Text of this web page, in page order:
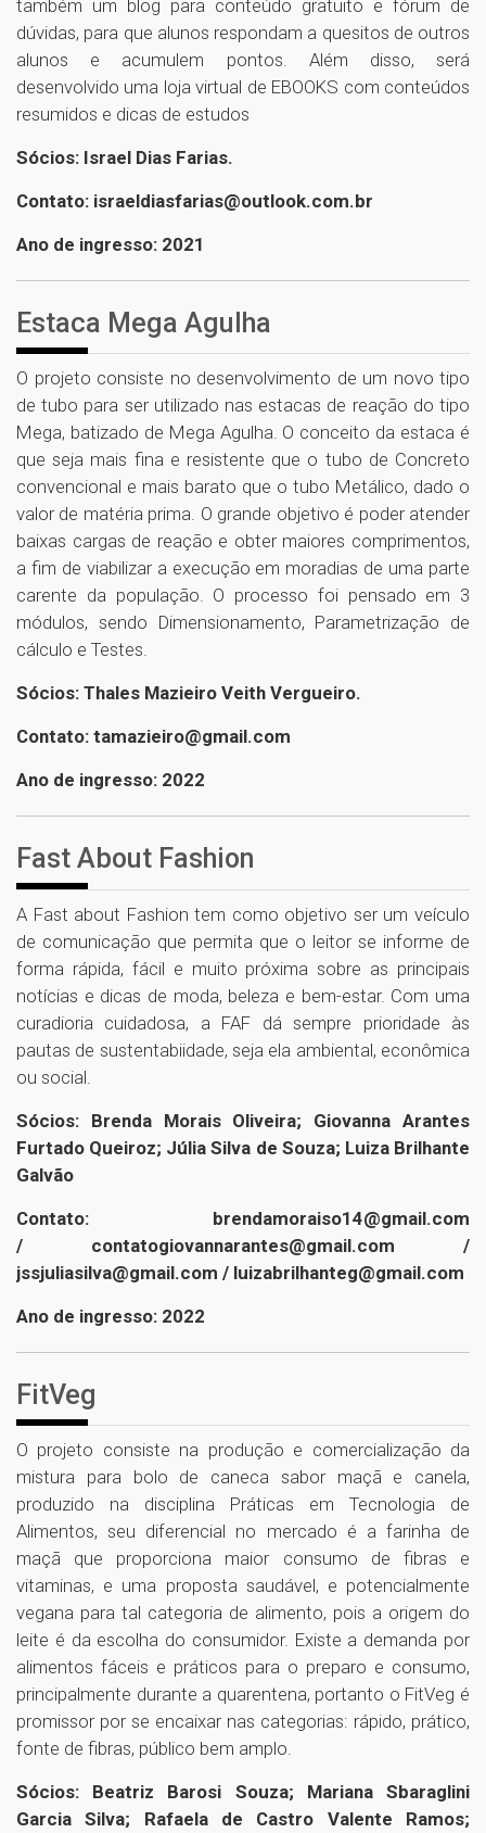
também um blog para conteúdo gratuito e fórum de
dúvidas, para que alunos respondam a quesitos de outros
alunos e acumulem pontos. Além disso, será
desenvolvido uma loja virtual de EBOOKS com conteúdos
resumidos e dicas de estudos
Sócios: Israel Dias Farias.
Contato: israeldiasfarias@outlook.com.br
Ano de ingresso: 2021
Estaca Mega Agulha
O projeto consiste no desenvolvimento de um novo tipo
de tubo para ser utilizado nas estacas de reação do tipo
Mega, batizado de Mega Agulha. O conceito da estaca é
que seja mais fina e resistente que o tubo de Concreto
convencional e mais barato que o tubo Metálico, dado o
valor de matéria prima. O grande objetivo é poder atender
baixas cargas de reação e obter maiores comprimentos,
a fim de viabilizar a execução em moradias de uma parte
carente da população. O processo foi pensado em 3
módulos, sendo Dimensionamento, Parametrização de
cálculo e Testes.
Sócios: Thales Mazieiro Veith Vergueiro.
Contato: tamazieiro@gmail.com
Ano de ingresso: 2022
Fast About Fashion
A Fast about Fashion tem como objetivo ser um veículo
de comunicação que permita que o leitor se informe de
forma rápida, fácil e muito próxima sobre as principais
notícias e dicas de moda, beleza e bem-estar. Com uma
curadioria cuidadosa, a FAF dá sempre prioridade às
pautas de sustentabiidade, seja ela ambiental, econômica
ou social.
Sócios: Brenda Morais Oliveira; Giovanna Arantes
Furtado Queiroz; Júlia Silva de Souza; Luiza Brilhante
Galvão
Contato: brendamoraiso14@gmail.com
/ contatogiovannarantes@gmail.com /
jssjuliasilva@gmail.com / luizabrilhanteg@gmail.com
Ano de ingresso: 2022
FitVeg
O projeto consiste na produção e comercialização da
mistura para bolo de caneca sabor maçã e canela,
produzido na disciplina Práticas em Tecnologia de
Alimentos, seu diferencial no mercado é a farinha de
maçã que proporciona maior consumo de fibras e
vitaminas, e uma proposta saudável, e potencialmente
vegana para tal categoria de alimento, pois a origem do
leite é da escolha do consumidor. Existe a demanda por
alimentos fáceis e práticos para o preparo e consumo,
principalmente durante a quarentena, portanto o FitVeg é
promissor por se encaixar nas categorias: rápido, prático,
fonte de fibras, público bem amplo.
Sócios: Beatriz Barosi Souza; Mariana Sbaraglini
Garcia Silva; Rafaela de Castro Valente Ramos;